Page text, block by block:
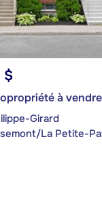
$
à vendre
Girard
La Petite-